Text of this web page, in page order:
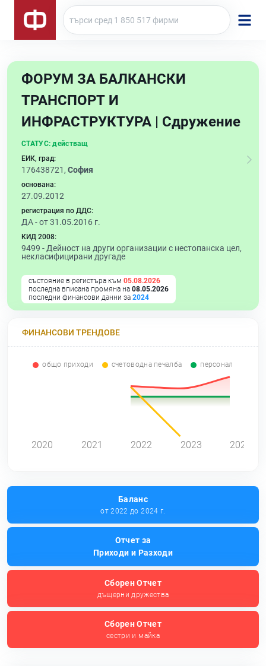
ФОРУМ ЗА БАЛКАНСКИ
ТРАНСПОРТ И
ИНФРАСТРУКТУРА | Сдружение
СТАТУС: действащ
ЕИК, град:
176438721, София
основана:
27.09.2012
регистрация по ДДС:
ДА - от 31.05.2016 г.
КИД 2008:
9499 - Дейност на други организации с нестопанска цел,
некласифицирани другаде
състояние в регистъра към 05.08.2026
последна вписана промяна на 08.05.2026
последни финансови данни за 2024
ФИНАНСОВИ ТРЕНДОВЕ
общо приходи счетоводна печалба персонал
2020 2021 2022 2023 2024
Баланс
от 2022 до 2024 г.
Отчет за
Приходи и Разходи
Сборен Отчет
дъщерни дружества
Сборен Отчет
сестри и майка